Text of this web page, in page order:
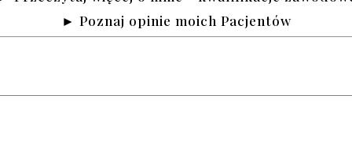
► Poznaj opinie moich Pacjentów